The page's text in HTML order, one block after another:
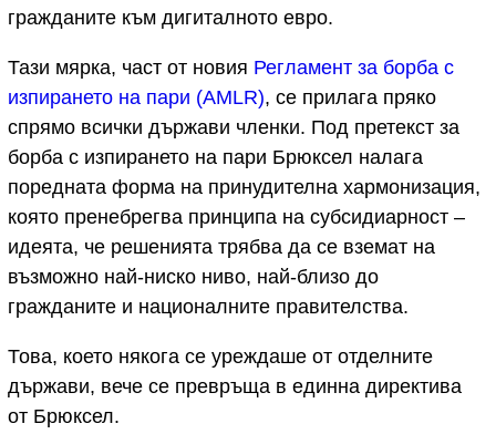
гражданите към дигиталното евро.
Тази мярка, част от новия Регламент за борба с
изпирането на пари (AMLR), се прилага пряко
спрямо всички държави членки. Под претекст за
борба с изпирането на пари Брюксел налага
поредната форма на принудителна хармонизация,
която пренебрегва принципа на субсидиарност –
идеята, че решенията трябва да се вземат на
възможно най-ниско ниво, най-близо до
гражданите и националните правителства.
Това, което някога се уреждаше от отделните
държави, вече се превръща в единна директива
от Брюксел.